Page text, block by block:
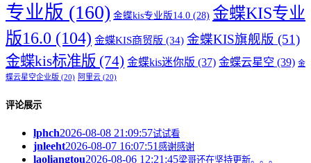
专业版 (160) 金蝶kis专业版14.0 (28) 金蝶KIS专业
版16.0 (104) 金蝶KIS商贸版 (34) 金蝶KIS旗舰版 (51)
金蝶kis标准版 (74) 金蝶kis迷你版 (37) 金蝶云星空 (39) 金
蝶云星空企业版 (20) 阿里云 (20)
评论展示
lphch2026-08-08 21:09:57试试看
jnleeht2026-08-07 16:07:51 感谢感谢
laoliangtou2026-08-06 12:21:45梁哥还在坚持更新。。。